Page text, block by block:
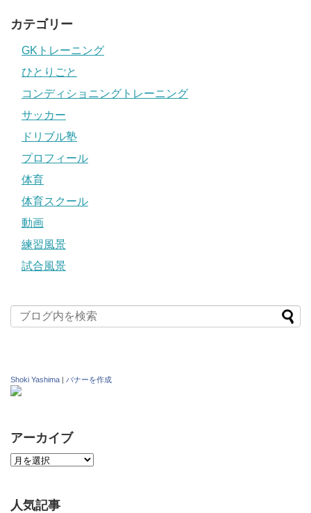
カテゴリー
GKトレーニング
ひとりごと
コンディショニングトレーニング
サッカー
ドリブル塾
プロフィール
体育
体育スクール
動画
練習風景
試合風景
Shoki Yashima | バナーを作成
アーカイブ
人気記事